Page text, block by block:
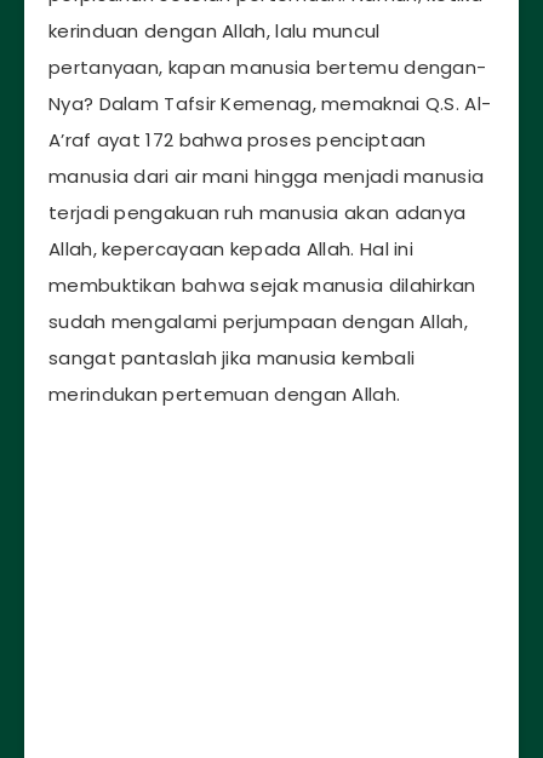
kerinduan dengan Allah, lalu muncul
pertanyaan, kapan manusia bertemu dengan-
Nya? Dalam Tafsir Kemenag, memaknai Q.S. Al-
A’raf ayat 172 bahwa proses penciptaan
manusia dari air mani hingga menjadi manusia
terjadi pengakuan ruh manusia akan adanya
Allah, kepercayaan kepada Allah. Hal ini
membuktikan bahwa sejak manusia dilahirkan
sudah mengalami perjumpaan dengan Allah,
sangat pantaslah jika manusia kembali
merindukan pertemuan dengan Allah.